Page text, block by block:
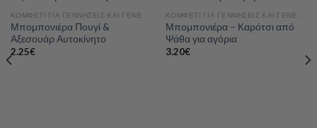
Μπομπονιέρα Πουγί &
Αξεσουάρ Αυτοκίνητο
2.25€
Add to
Μπομπονιέρα – Καρότσι από
Ψάθα για αγόρια
3.20€